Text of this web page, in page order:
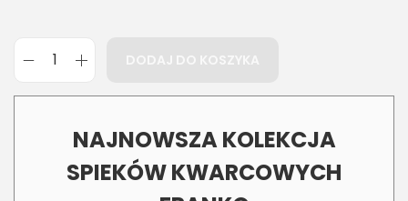
NAJNOWSZA KOLEKCJA
SPIEKÓW KWARCOWYCH